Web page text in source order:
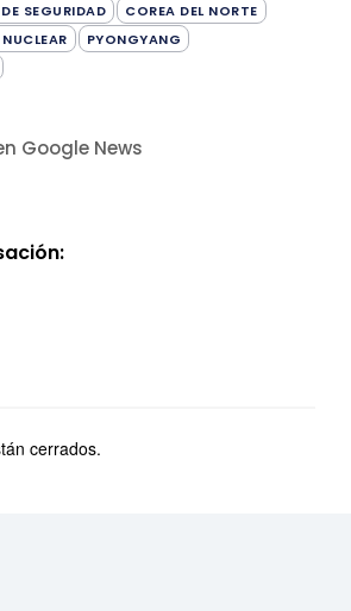
SEGURIDAD
COREA DEL NORTE
PYONGYANG
Google News
cerrados.